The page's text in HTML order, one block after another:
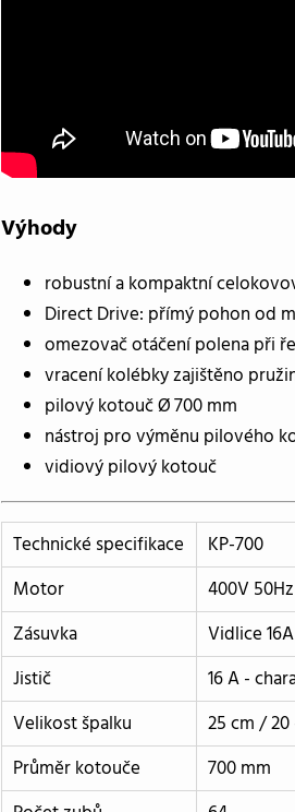
Výhody
robustní a kompaktní
Direct Drive: přímý pohon od
omezovač otáčení polena při
vracení kolébky zajištěno
pilový kotouč Ø 700 mm
nástroj pro výměnu pilového
vidiový pilový kotouč
Technické specifikace
KP-700
Motor
400V
Zásuvka
Vidlice
Jistič
16 A -
Velikost špalku
25 cm /
Průměr kotouče
700 mm